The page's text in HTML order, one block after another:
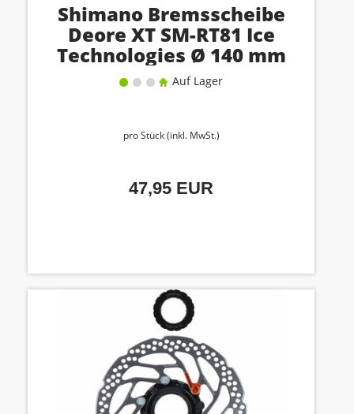
Shimano Bremsscheibe
Deore XT SM-RT81 Ice
Technologies Ø 140 mm
Auf Lager
pro Stück (inkl. MwSt.)
47,95 EUR